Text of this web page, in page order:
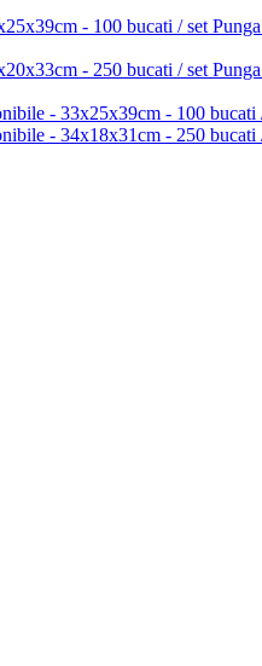
- 33x25x39cm - 100 bucati
- 34x18x31cm - 250 bucati